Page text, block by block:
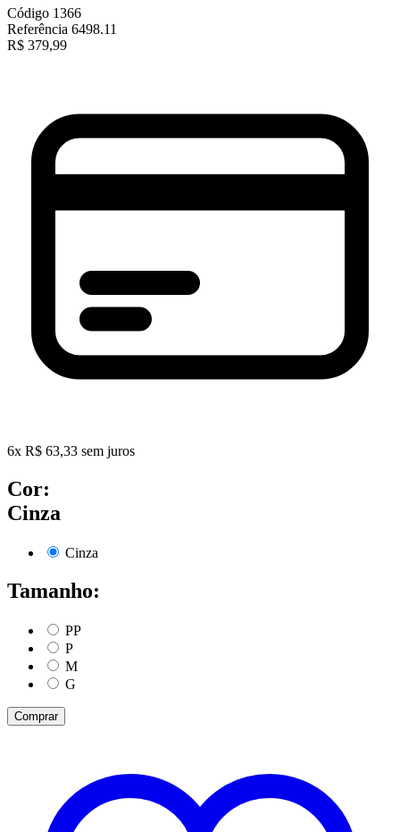
Código 1366
Referência 6498.11
R$ 379,99
6x R$ 63,33 sem juros
Cor:
Cinza
Cinza
Tamanho:
PP
P
M
G
Comprar